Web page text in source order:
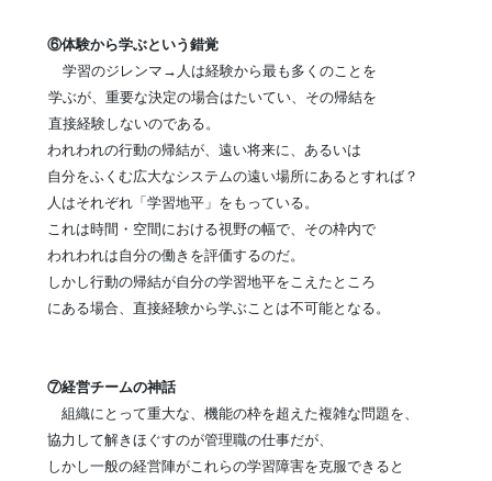
⑥体験から学ぶという錯覚
学習のジレンマ→人は経験から最も多くのことを
学ぶが、 重要な決定の場合はたいてい、その帰結を
直接経験しないのである。
われわれの行動の帰結が、遠い将来に、あるいは
自分をふくむ広大なシステムの遠い場所にあるとすれば？
人はそれぞれ「学習地平」をもっている。
これは時間・空間における視野の幅で、その枠内で
われわれは自分の働きを評価するのだ。
しかし行動の帰結が自分の学習地平をこえたところ
にある場合、直接経験から学ぶことは不可能となる。
⑦経営チームの神話
組織にとって重大な、機能の枠を超えた複雑な問題を、
協力して解きほぐすのが管理職の仕事だが、
しかし一般の経営陣がこれらの学習障害を克服できると